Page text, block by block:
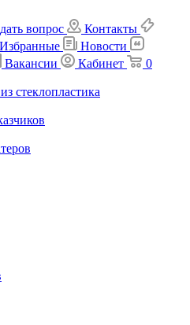
вопрос
Контакты
Избранные
Новости
Вакансии Кабинет
0
стеклопластика